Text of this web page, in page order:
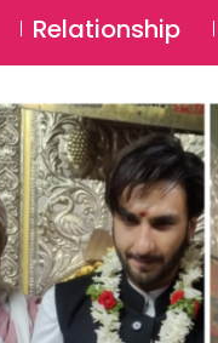
Relationship